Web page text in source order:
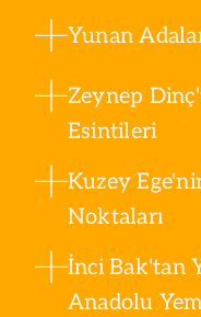
Yunan
Zeynep
Esintileri
Kuzey
Noktaları
İnci Bak'tan
Anadolu